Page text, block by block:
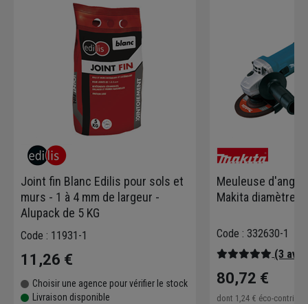
Joint fin Blanc Edilis pour sols et
murs - 1 à 4 mm de largeur -
Alupack de 5 KG
Code : 11931-1
11,26 €
Choisir une agence pour vérifier le stock
Livraison disponible
Meuleuse d'angle
Makita diamètre
Code : 332630-1
(3
80,72 €
dont 1,24 € éco-